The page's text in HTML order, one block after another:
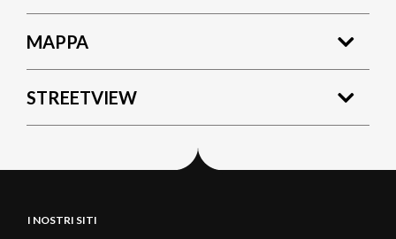
MAPPA
STREETVIEW
I NOSTRI SITI